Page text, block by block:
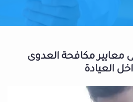
معايير مكافحة العدوى
العيادة